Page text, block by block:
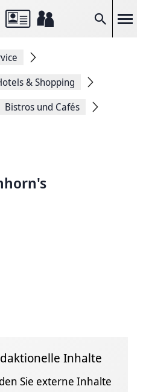
Suche
& Shopping
Bistros und Cafés
Inhalte
Sie externe Inhalte